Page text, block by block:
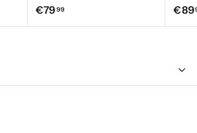
€7999€
7
9
€89